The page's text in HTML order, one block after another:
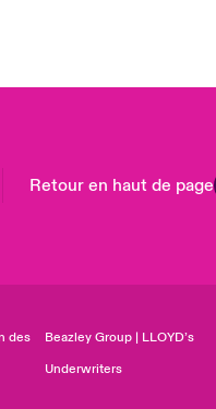
Retour en haut de page
des
Beazley Group | LLOYD’s
Underwriters